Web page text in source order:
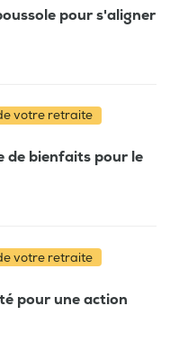
pour s'aligner
votre retraite
de bienfaits pour le
votre retraite
pour une action